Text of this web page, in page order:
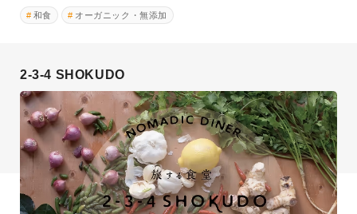
和食 オーガニック・無添加
2-3-4 SHOKUDO